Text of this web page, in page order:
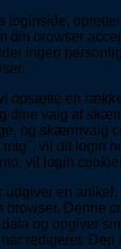
loginside,
din browser
ingen
opsætte en
dine valg af
og skærmvalg
vil dit login
vil login
udgiver en
browser. Denne
og opgiver
redigeret. Den